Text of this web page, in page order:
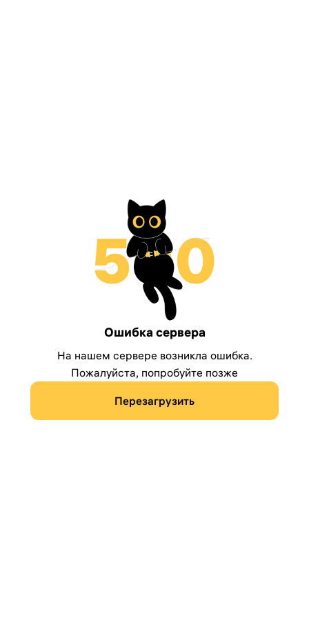
Ошибка сервера
На нашем сервере возникла ошибка.
Пожалуйста, попробуйте позже
Перезагрузить